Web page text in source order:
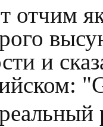
отчим
и